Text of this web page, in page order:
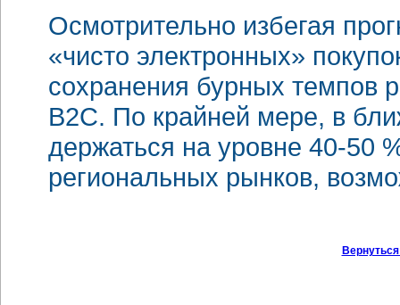
Осмотрительно избегая
«чисто электронных»
сохранения бурных темпов
В2С. По крайней мере, в
держаться на уровне 40-50
региональных рынков,